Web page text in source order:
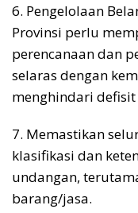
6. Pengelolaan
Provinsi perlu
perencanaan dan
selaras dengan
menghindari
7. Memastikan
klasifikasi dan
undangan,
barang/jasa.